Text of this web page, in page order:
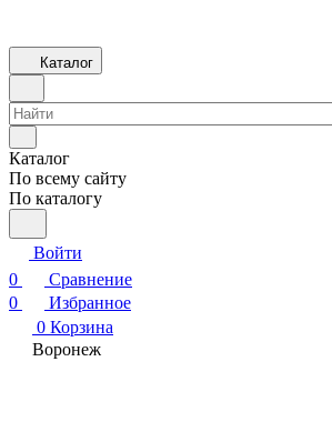
Каталог
Каталог
По всему сайту
По каталогу
Войти
0
Сравнение
0
Избранное
0 Корзина
Воронеж